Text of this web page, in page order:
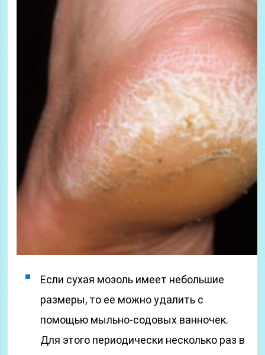
Если сухая мозоль имеет небольшие
размеры, то ее можно удалить с
помощью мыльно-содовых ванночек.
Для этого периодически несколько раз в